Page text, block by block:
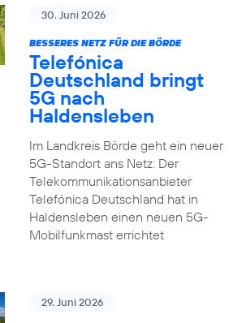
30. Juni 2026
BESSERES NETZ FÜR DIE BÖRDE
Telefónica
Deutschland bringt
5G nach
Haldensleben
Im Landkreis Börde geht ein neuer
5G-Standort ans Netz: Der
Telekommunikationsanbieter
Telefónica Deutschland hat in
Haldensleben einen neuen 5G-
Mobilfunkmast errichtet
29. Juni 2026